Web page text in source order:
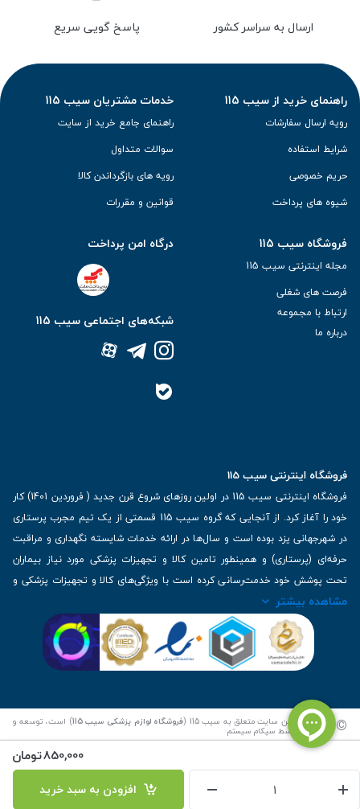
850,000تومان
افزودن به سبد خرید
ارسال به سراسر کشور پاسخ گویی سریع
راهنمای خرید از سیب 115
رویه ارسال سفارشات
شرایط استفاده
حریم خصوصی
شیوه های پرداخت
خدمات مشتریان سیب 115
راهنمای جامع خرید از سایت
سوالات متداول
رویه های بازگرداندن کالا
قوانین و مقررات
فروشگاه سیب 115
مجله اینترنتی سیب 115
فرصت های شغلی
ارتباط با مجموعه
درباره ما
درگاه امن پرداخت
شبکه‌های اجتماعی سیب 115
فروشگاه اینترنتی سیب 115
فروشگاه اینترنتی سیب 115 در اولین روزهای شروع قرن جدید ( فروردین 1401) کار
خود را آغاز کرد. از آنجایی که گروه سیب 115 قسمتی از یک تیم مجرب پرستاری
در شهرجهانی یزد بوده است و سال‌ها در ارائه خدمات شایسته نگهداری و مراقبت
حرفه‌ای (پرستاری) و همینطور تامین کالا و تجهیزات پزشکی مورد نیاز بیماران
تحت پوشش خود خدمت‌رسانی کرده است با ویژگی‌های کالا و تجهیزات پزشکی و
برترین برندهای موجود در بازار اطلاعات بسیار ارزشمندی را دارا می‌باشد
| تلفن تماس : 36333383-035 | ایمیل: Info@Sib115.com
مشاهده بیشتر
© کلیه حقوق این سایت متعلق به سیب 115 ( فروشگاه لوازم پزشکی سیب 115 ) است، توسعه و
کدنویسی توسط سپکام سیستم